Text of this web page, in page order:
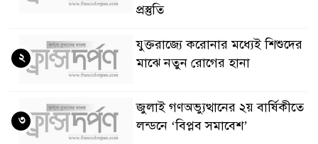
প্রস্তুতি
যুক্তরাজ্যে করোনার মধ্যেই শিশুদের
মাঝে নতুন রোগের হানা
২
জুলাই গণঅভ্যুত্থানের ২য় বার্ষিকীতে
লন্ডনে ‘বিপ্লব সমাবেশ’
৩